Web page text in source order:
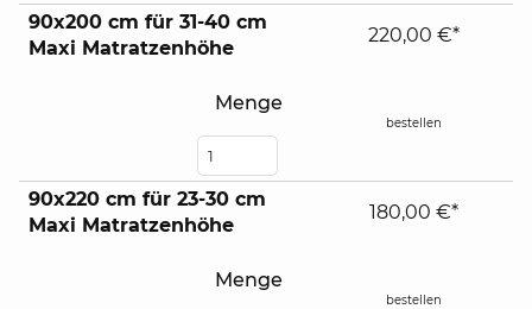
90x200 cm für 31-40 cm
Maxi Matratzenhöhe
Menge
220,00 €*
bestellen
90x220 cm für 23-30 cm
Maxi Matratzenhöhe
Menge
180,00 €*
bestellen